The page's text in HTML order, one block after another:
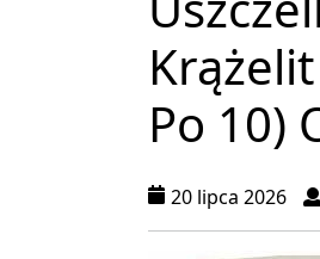
Po 10)
20 lipca 2026